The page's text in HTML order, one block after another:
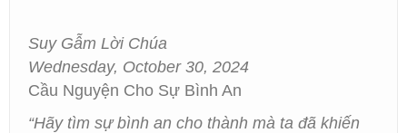
Suy Gẫm Lời Chúa
Wednesday, October 30, 2024
Cầu Nguyện Cho Sự Bình An
“Hãy tìm sự bình an cho thành mà ta đã khiến